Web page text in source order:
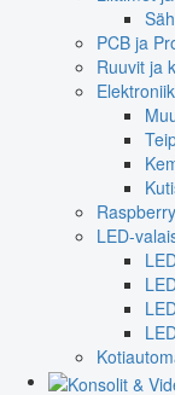
PCB ja
Ruuvit ja
LED-